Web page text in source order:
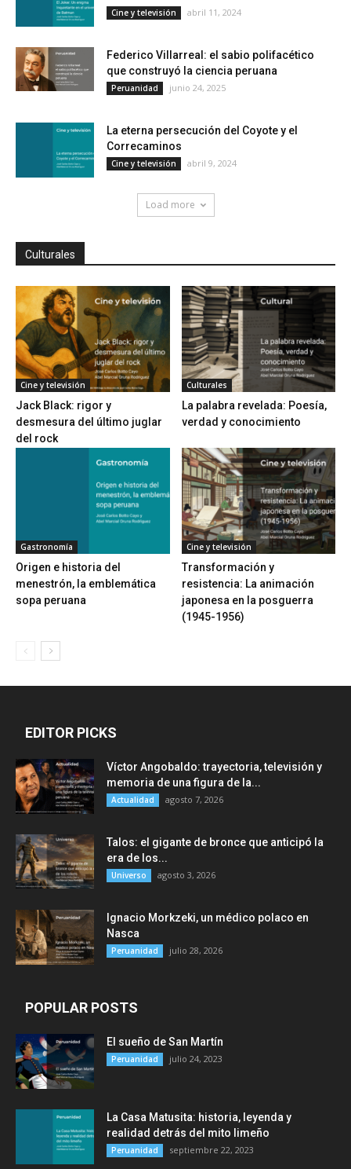
Cine y televisión abril 11, 2024
Federico Villarreal: el sabio polifacético
que construyó la ciencia peruana
Peruanidad junio 24, 2025
La eterna persecución del Coyote y el
Correcaminos
Cine y televisión abril 9, 2024
Load more
Culturales
Cine y televisión
Jack Black: rigor y
desmesura del último juglar
del rock
Culturales
La palabra revelada: Poesía,
verdad y conocimiento
Gastronomía
Origen e historia del
menestrón, la emblemática
sopa peruana
Cine y televisión
Transformación y
resistencia: La animación
japonesa en la posguerra
(1945-1956)
EDITOR PICKS
Víctor Angobaldo: trayectoria, televisión y
memoria de una figura de la...
Actualidad agosto 7, 2026
Talos: el gigante de bronce que anticipó la
era de los...
Universo agosto 3, 2026
Ignacio Morkzeki, un médico polaco en
Nasca
Peruanidad julio 28, 2026
POPULAR POSTS
El sueño de San Martín
Peruanidad julio 24, 2023
La Casa Matusita: historia, leyenda y
realidad detrás del mito limeño
Peruanidad septiembre 22, 2023